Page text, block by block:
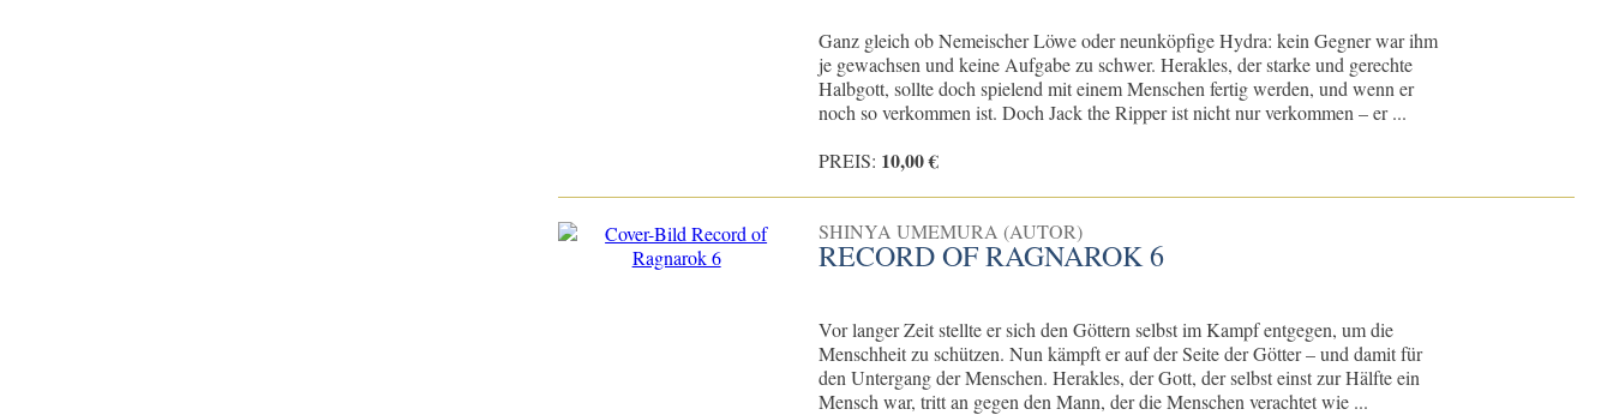
Ganz gleich ob Nemeischer Löwe oder neunköpfige Hydra: kein Gegner war ihm
je gewachsen und keine Aufgabe zu schwer. Herakles, der starke und gerechte
Halbgott, sollte doch spielend mit einem Menschen fertig werden, und wenn er
noch so verkommen ist. Doch Jack the Ripper ist nicht nur verkommen – er ...
PREIS: 10,00 €
SHINYA UMEMURA (AUTOR)
RECORD OF RAGNAROK 6
Vor langer Zeit stellte er sich den Göttern selbst im Kampf entgegen, um die
Menschheit zu schützen. Nun kämpft er auf der Seite der Götter – und damit für
den Untergang der Menschen. Herakles, der Gott, der selbst einst zur Hälfte ein
Mensch war, tritt an gegen den Mann, der die Menschen verachtet wie ...